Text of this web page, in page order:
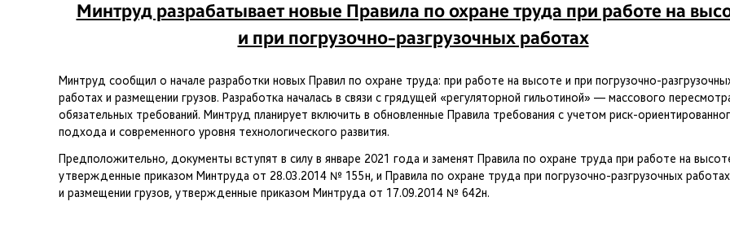
Минтруд разрабатывает новые Правила по охране труда при работе на
и при погрузочно-разгрузочных работах
Минтруд сообщил о начале разработки новых Правил по охране труда: при работе на высоте и при погрузочно-
работах и размещении грузов. Разработка началась в связи с грядущей «регуляторной гильотиной» — массового
обязательных требований. Минтруд планирует включить в обновленные Правила требования с учетом риск-
подхода и современного уровня технологического развития.
Предположительно, документы вступят в силу в январе 2021 года и заменят Правила по охране труда при работе на
утвержденные приказом Минтруда от 28.03.2014 № 155н, и Правила по охране труда при погрузочно-разгрузочных работах
и размещении грузов, утвержденные приказом Минтруда от 17.09.2014 № 642н.